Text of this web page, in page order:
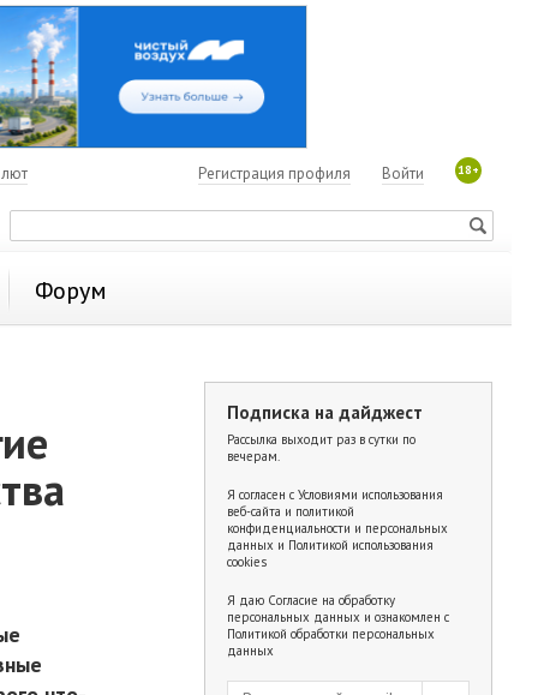
18+
Войти
Регистрация профиля
Форум
Подписка на дайджест
Рассылка выходит раз в сутки по
вечерам.
Я согласен с Условиями использования
веб-сайта и политикой
конфиденциальности и персональных
данных и Политикой использования
cookies
Я даю Согласие на обработку
персональных данных и ознакомлен с
Политикой обработки персональных
данных